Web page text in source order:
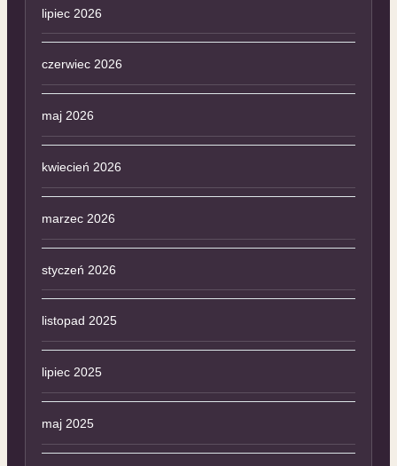
lipiec 2026
czerwiec 2026
maj 2026
kwiecień 2026
marzec 2026
styczeń 2026
listopad 2025
lipiec 2025
maj 2025